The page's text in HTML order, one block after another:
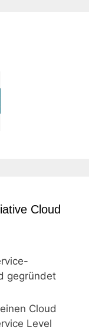
Cloud
gegründet
Cloud
Level